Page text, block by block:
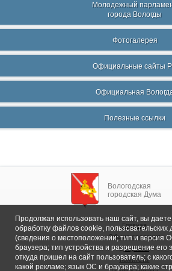
Молодежный
города Вологды
Фотогалерея
Официальные сайты
Официальная
Полезные ссылки
Вологодская
городская Дума
Главная
Общие сведения
Депутаты
Комитеты
Продолжая использовать наш сайт, вы даете
обработку файлов cookie, пользовательских
(сведения о местоположении; тип и версия
браузера; тип устройства и разрешение его
откуда пришел на сайт пользователь; с
какой рекламе; язык ОС и браузера; какие